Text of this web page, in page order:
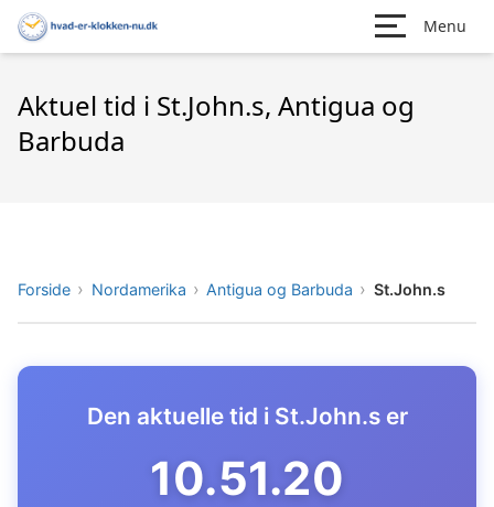
Menu
Aktuel tid i St.John.s, Antigua og
Barbuda
Forside Nordamerika Antigua og Barbuda St.John.s
Den aktuelle tid i St.John.s er
10.51.21